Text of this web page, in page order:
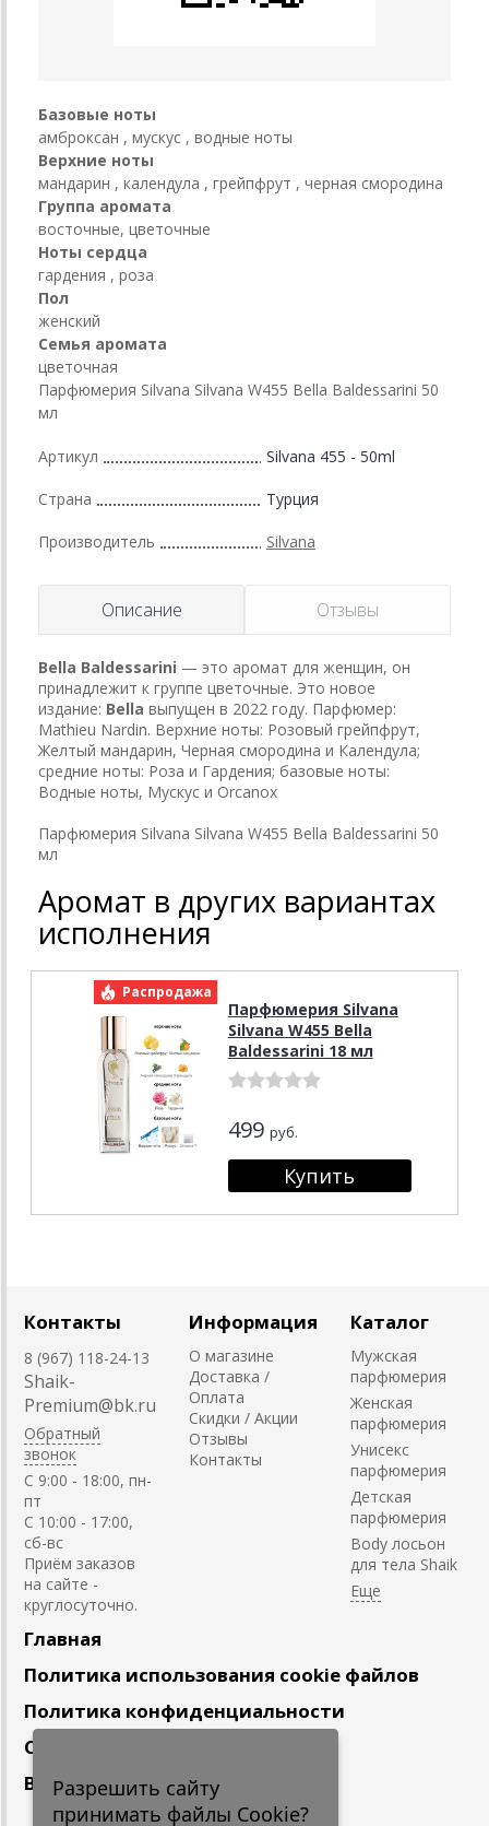
Базовые ноты
амброксан , мускус , водные ноты
Верхние ноты
мандарин , календула , грейпфрут , черная смородина
Группа аромата
восточные, цветочные
Ноты сердца
гардения , роза
Пол
женский
Семья аромата
цветочная
Парфюмерия Silvana Silvana W455 Bella Baldessarini 50
мл
Артикул Silvana 455 - 50ml
Страна Турция
Производитель Silvana
Описание Отзывы
Bella Baldessarini — это аромат для женщин, он
принадлежит к группе цветочные. Это новое
издание: Bella выпущен в 2022 году. Парфюмер:
Mathieu Nardin. Верхние ноты: Розовый грейпфрут,
Желтый мандарин, Черная смородина и Календула;
средние ноты: Роза и Гардения; базовые ноты:
Водные ноты, Мускус и Orcanox
Парфюмерия Silvana Silvana W455 Bella Baldessarini 50
мл
Аромат в других вариантах
исполнения
Распродажа
Парфюмерия Silvana
Silvana W455 Bella
Baldessarini 18 мл
499 руб.
Контакты
8 (967) 118-24-13
Shaik-
Premium@bk.ru
Обратный
звонок
C 9:00 - 18:00, пн-
пт
С 10:00 - 17:00,
сб-вс
Приём заказов
на сайте -
круглосуточно.
Информация
О магазине
Доставка /
Оплата
Скидки / Акции
Отзывы
Контакты
Каталог
Мужская
парфюмерия
Женская
парфюмерия
Унисекс
парфюмерия
Детская
парфюмерия
Body лосьон
для тела Shaik
Главная
Политика использования cookie файлов
Политика конфиденциальности
Сотрудничество
Вакансии
Разрешить сайту
принимать файлы Cookie?